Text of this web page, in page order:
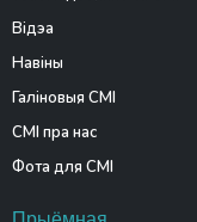
Відэа
Навіны
Галіновыя СМІ
СМІ пра нас
Фота для СМІ